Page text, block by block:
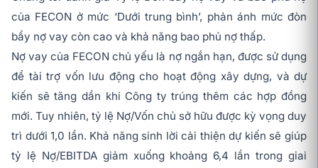
của FECON ở mức ‘Dưới trung bình’, phản ánh mức đòn
bẩy nợ vay còn cao và khả năng bao phủ nợ thấp.
Nợ vay của FECON chủ yếu là nợ ngắn hạn, được sử dụng
để tài trợ vốn lưu động cho hoạt động xây dựng, và dự
kiến sẽ tăng dần khi Công ty trúng thêm các hợp đồng
mới. Tuy nhiên, tỷ lệ Nợ/Vốn chủ sở hữu được kỳ vọng duy
trì dưới 1,0 lần. Khả năng sinh lời cải thiện dự kiến sẽ giúp
tỷ lệ Nợ/EBITDA giảm xuống khoảng 6,4 lần trong giai